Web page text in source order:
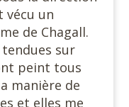
vécu un
de Chagall.
sur
peint tous
manière de
et elles me